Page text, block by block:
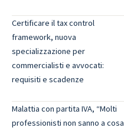
Certificare il tax control
framework, nuova
specializzazione per
commercialisti e avvocati:
requisiti e scadenze
Malattia con partita IVA, “Molti
professionisti non sanno a cosa